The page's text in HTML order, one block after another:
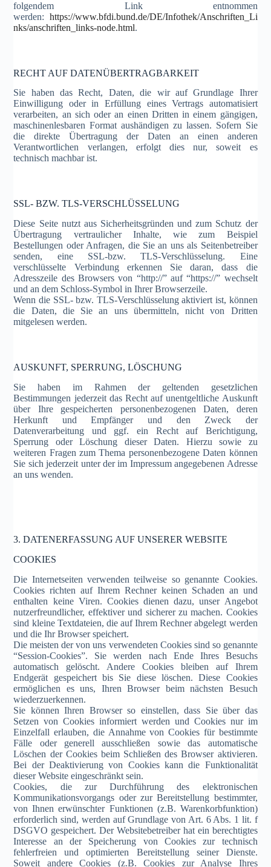
folgendem Link entnommen
werden: https://www.bfdi.bund.de/DE/Infothek/Anschriften_Li
nks/anschriften_links-node.html.
RECHT AUF DATENÜBERTRAGBARKEIT
Sie haben das Recht, Daten, die wir auf Grundlage Ihrer
Einwilligung oder in Erfüllung eines Vertrags automatisiert
verarbeiten, an sich oder an einen Dritten in einem gängigen,
maschinenlesbaren Format aushändigen zu lassen. Sofern Sie
die direkte Übertragung der Daten an einen anderen
Verantwortlichen verlangen, erfolgt dies nur, soweit es
technisch machbar ist.
SSL- BZW. TLS-VERSCHLÜSSELUNG
Diese Seite nutzt aus Sicherheitsgründen und zum Schutz der
Übertragung vertraulicher Inhalte, wie zum Beispiel
Bestellungen oder Anfragen, die Sie an uns als Seitenbetreiber
senden, eine SSL-bzw. TLS-Verschlüsselung. Eine
verschlüsselte Verbindung erkennen Sie daran, dass die
Adresszeile des Browsers von “http://” auf “https://” wechselt
und an dem Schloss-Symbol in Ihrer Browserzeile.
Wenn die SSL- bzw. TLS-Verschlüsselung aktiviert ist, können
die Daten, die Sie an uns übermitteln, nicht von Dritten
mitgelesen werden.
AUSKUNFT, SPERRUNG, LÖSCHUNG
Sie haben im Rahmen der geltenden gesetzlichen
Bestimmungen jederzeit das Recht auf unentgeltliche Auskunft
über Ihre gespeicherten personenbezogenen Daten, deren
Herkunft und Empfänger und den Zweck der
Datenverarbeitung und ggf. ein Recht auf Berichtigung,
Sperrung oder Löschung dieser Daten. Hierzu sowie zu
weiteren Fragen zum Thema personenbezogene Daten können
Sie sich jederzeit unter der im Impressum angegebenen Adresse
an uns wenden.
3. DATENERFASSUNG AUF UNSERER WEBSITE
COOKIES
Die Internetseiten verwenden teilweise so genannte Cookies.
Cookies richten auf Ihrem Rechner keinen Schaden an und
enthalten keine Viren. Cookies dienen dazu, unser Angebot
nutzerfreundlicher, effektiver und sicherer zu machen. Cookies
sind kleine Textdateien, die auf Ihrem Rechner abgelegt werden
und die Ihr Browser speichert.
Die meisten der von uns verwendeten Cookies sind so genannte
“Session-Cookies”. Sie werden nach Ende Ihres Besuchs
automatisch gelöscht. Andere Cookies bleiben auf Ihrem
Endgerät gespeichert bis Sie diese löschen. Diese Cookies
ermöglichen es uns, Ihren Browser beim nächsten Besuch
wiederzuerkennen.
Sie können Ihren Browser so einstellen, dass Sie über das
Setzen von Cookies informiert werden und Cookies nur im
Einzelfall erlauben, die Annahme von Cookies für bestimmte
Fälle oder generell ausschließen sowie das automatische
Löschen der Cookies beim Schließen des Browser aktivieren.
Bei der Deaktivierung von Cookies kann die Funktionalität
dieser Website eingeschränkt sein.
Cookies, die zur Durchführung des elektronischen
Kommunikationsvorgangs oder zur Bereitstellung bestimmter,
von Ihnen erwünschter Funktionen (z.B. Warenkorbfunktion)
erforderlich sind, werden auf Grundlage von Art. 6 Abs. 1 lit. f
DSGVO gespeichert. Der Websitebetreiber hat ein berechtigtes
Interesse an der Speicherung von Cookies zur technisch
fehlerfreien und optimierten Bereitstellung seiner Dienste.
Soweit andere Cookies (z.B. Cookies zur Analyse Ihres